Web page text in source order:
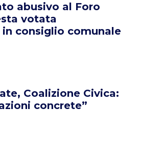
abusivo al Foro
votata
in consiglio comunale
Coalizione Civica:
concrete”